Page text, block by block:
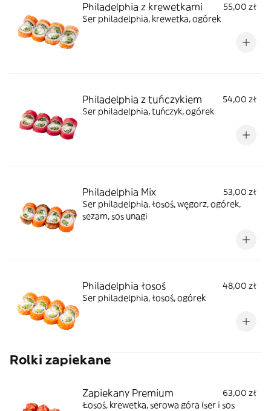
Philadelphia z krewetkami
55,00 zł
Ser philadelphia, krewetka, ogórek
Philadelphia z tuńczykiem
54,00 zł
Ser philadelphia, tuńczyk, ogórek
Philadelphia Mix
53,00 zł
Ser philadelphia, łosoś, węgorz, ogórek,
sezam, sos unagi
Philadelphia łosoś
48,00 zł
Ser philadelphia, łosoś, ogórek
Rolki zapiekane
Zapiekany Premium
63,00 zł
Łosoś, krewetka, serowa góra (ser i sos